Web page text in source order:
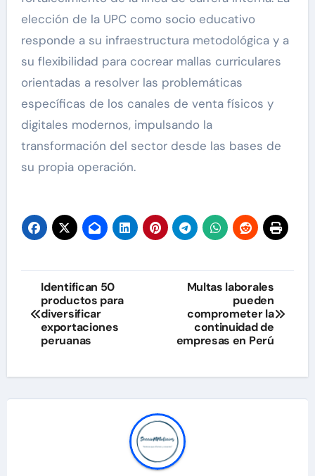
elección de la UPC como socio educativo
responde a su infraestructura metodológica y a
su flexibilidad para cocrear mallas curriculares
orientadas a resolver las problemáticas
específicas de los canales de venta físicos y
digitales modernos, impulsando la
transformación del sector desde las bases de
su propia operación.
Navegación
de
entradas
Identifican 50
productos para
diversificar
exportaciones
peruanas
Multas laborales
pueden
comprometer la
continuidad de
empresas en Perú